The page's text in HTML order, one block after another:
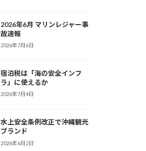
2026年6月 マリンレジャー事
故速報
2026年7月6日
宿泊税は「海の安全インフ
ラ」に使えるか
2026年7月4日
水上安全条例改正で沖縄観光
ブランド
2026年6月2日